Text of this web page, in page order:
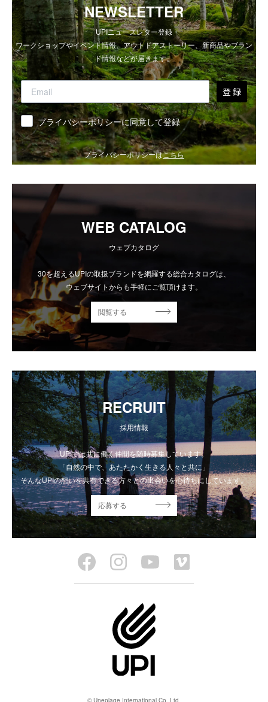
NEWSLETTER
UPIニュースレター登録
ワークショップやイベント情報、アウトドアストーリー、新商品やブラン
ド情報などが届きます。
登 録
同意 プライバシーポリシーに同意して登録
プライバシーポリシーはこちら
WEB CATALOG
ウェブカタログ
30を超えるUPIの取扱ブランドを網羅する総合カタログは、
ウェブサイトからも手軽にご覧頂けます。
閲覧する
RECRUIT
採用情報
UPIでは共に働く仲間を随時募集しています。
「自然の中で、あたたかく生きる人々と共に」
そんなUPIの想いを共有できる方々との出会いを心待ちにしています。
応募する
© Uneplage International Co.,Ltd.